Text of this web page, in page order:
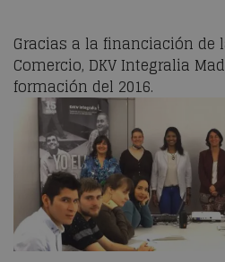
Gracias a la financiación de
Comercio, DKV Integralia
formación del 2016.